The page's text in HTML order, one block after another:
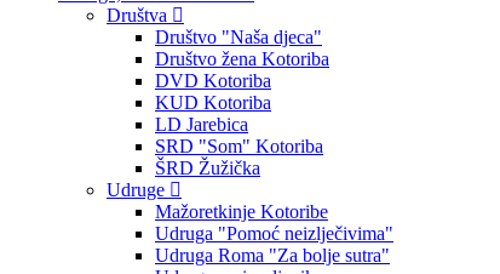
Društva
Društvo "Naša djeca"
Društvo žena Kotoriba
DVD Kotoriba
KUD Kotoriba
LD Jarebica
SRD "Som" Kotoriba
ŠRD Žužička
Udruge
Mažoretkinje Kotoribe
Udruga "Pomoć neizlječivima"
Udruga Roma "Za bolje sutra"